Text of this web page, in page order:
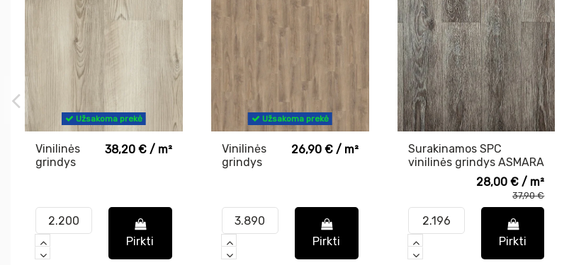
Užsakoma prekė
Vinilinės
grindys
38,20 € / m²
Pirkti
Užsakoma prekė
Vinilinės
grindys
26,90 € / m²
Pirkti
Surakinamos SPC
vinilinės grindys ASMARA
Wild Oak Grey28,00 € / m²
37,90 €
Pirkti